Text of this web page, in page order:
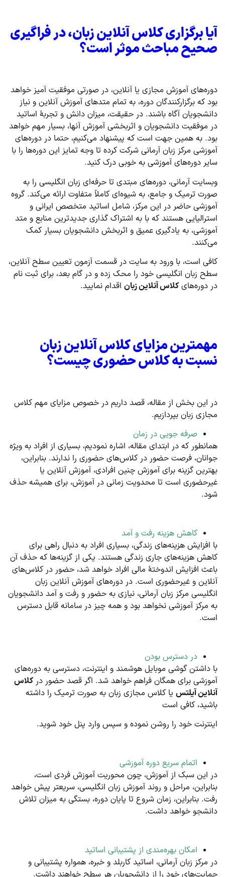
آیا برگزاری کلاس آنلاین زبان، در فراگیری
صحیح مباحث موثر است؟
دوره‌های آموزش مجازی یا آنلاین، در صورتی موفقیت آمیز خواهد
بود که برگزارکنندگان دوره، به تمام متدهای آموزش آنلاین و نیاز
دانشجویان آگاه باشند. در حقیقت، میزان دانش و تجربۀ اساتید
در موفقیت دانشجویان و اثربخشی آموزش آنها، بسیار مهم خواهد
بود. به همین جهت است که پیشنهاد می‌کنیم، حتما در دوره‌های
آموزشی مرکز زبان آرمانی شرکت کرده تا وجه تمایز این دوره‌ها را با
سایر دوره‌های آموزشی به خوبی درک کنید.
وبسایت آرمانی، دوره‌های مبتدی تا حرفه‌ای زبان انگلیسی را به
صورت ترمیک و جامع، به شیوه‌ای کاملاً متفاوت ارائه می‌کند. گروه
آموزشی حاضر در این مرکز، شامل اساتید متخصص ایرانی و
استرالیایی هستند که با به اشتراک گذاری جدیدترین منابع و متد
آموزشی، به یادگیری عمیق و اثربخش دانشجویان بسیار کمک
می‌کنند.
کافی است، با ورود به سایت در قسمت آزمون تعیین سطح آنلاین،
سطح زبان انگلیسی خود را محک زده و در گام بعد، برای ثبت نام
در دوره‌هایکلاس آنلاین زبان اقدام نمایید.
مهمترین مزایای کلاس آنلاین زبان
نسبت به کلاس حضوری چیست؟
در این بخش از مقاله، قصد داریم در خصوص مزایای مهم کلاس
مجازی زبان بپردازیم.
صرفه جویی در زمان
همانطور که در ابتدای مقاله، اشاره نمودیم، بسیاری از افراد به ویژه
جوانان، فرصت حضور در کلاس‌های حضوری را ندارند. بنابراین،
بهترین گزینه برای آموزش چنین افرادی، آموزش آنلاین یا
غیرحضوری است تا محدویت زمانی در آموزش، برای همیشه حذف
شود.
کاهش هزینه رفت و آمد
با افزایش هزینه‌های زندگی، بسیاری افراد به دنبال راهی برای
کاهش هزینه‌های جاری زندگی هستند. یکی از گزینه‌ها که حذف آن
باعث افزایش اندوختۀ مالی افراد خواهد شد، حضور در کلاس‌های
آنلاین و غیرحضوری است. در دوره‌های آموزش آنلاین زبان
انگلیسی مرکز زبان آرمانی، نیازی به حضور و رفت و آمد دانشجویان
به مرکز آموزشی نخواهد بود و همه چیز در سامانه قابل دسترس
است.
در دسترس بودن
با داشتن گوشی موبایل هوشمند و اینترنت، دسترسی به دوره‌های
آموزشی برای همگان فراهم خواهد شد. اگر قصد حضور درکلاس
آنلاین آیلتس یا کلاس مجازی زبان به صورت ترمیک را داشته
باشید، کافی است
اینترنت خود را روشن نموده و سپس وارد پنل خود شوید.
اتمام سریع دوره آموزشی
در این سبک از آموزش، چون محوریت آموزش فردی است،
بنابراین، مراحل و روند آموزش زبان انگلیسی، سریعتر پیش خواهد
رفت. بنابراین، زمان شروع تا پایان دوره، بستگی به میزان تلاش
دانشجو خواهد داشت.
امکان بهره‌مندی از پشتیبانی اساتید
در مرکز زبان آرمانی، اساتید کاربلد و خبره، همواره پشتیبانی‌ و
حمایت‌های خود را از دانشجویان هر سطح خواهند داشت.